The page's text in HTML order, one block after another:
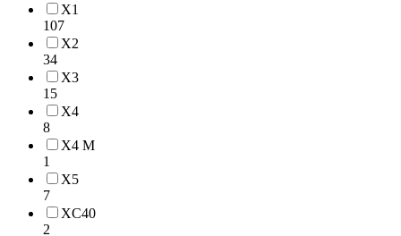
X1
107
X2
34
X3
15
X4
8
X4 M
1
X5
7
XC40
2